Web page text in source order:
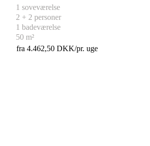
1 soveværelse
2 + 2 personer
1 badeværelse
50 m²
fra 4.462,50 DKK/pr. uge